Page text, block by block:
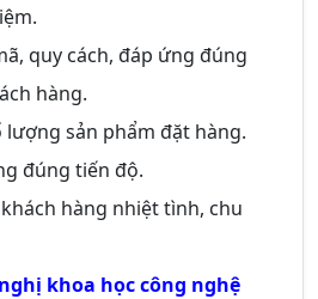
quy cách, đáp ứng đúng
hàng.
sản phẩm đặt hàng.
đúng tiến độ.
hàng nhiệt tình, chu
khoa học công nghệ